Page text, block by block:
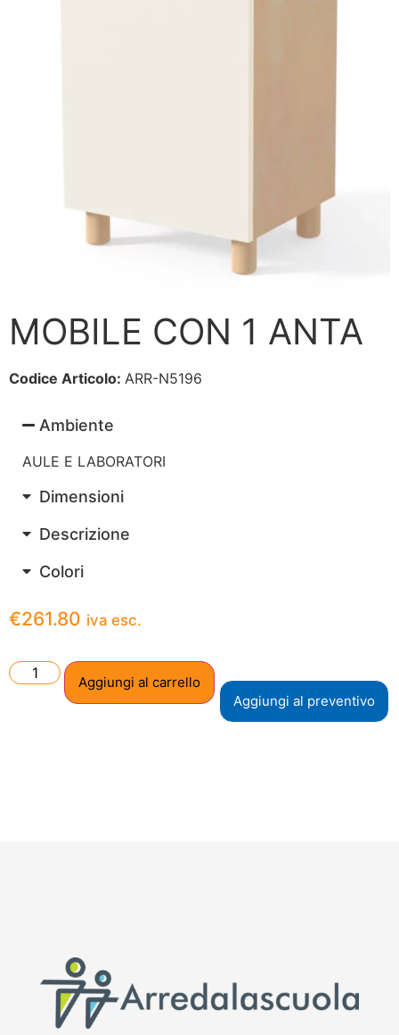
MOBILE CON 1 ANTA
Codice Articolo: ARR-N5196
Ambiente
AULE E LABORATORI
Dimensioni
Descrizione
Colori
€261.80 iva esc.
Aggiungi al carrello
Aggiungi al preventivo